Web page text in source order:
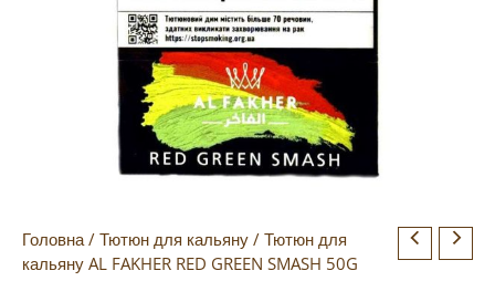
Головна / Тютюн для кальяну / Тютюн для
кальяну AL FAKHER RED GREEN SMASH 50G